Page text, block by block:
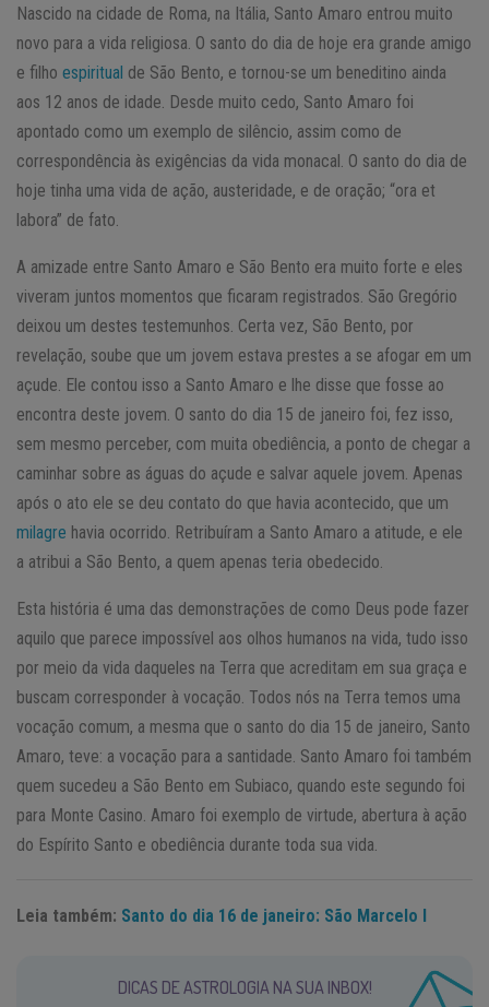
Nascido na cidade de Roma, na Itália, Santo Amaro entrou muito
novo para a vida religiosa. O santo do dia de hoje era grande amigo
e filho espiritual de São Bento, e tornou-se um beneditino ainda
aos 12 anos de idade. Desde muito cedo, Santo Amaro foi
apontado como um exemplo de silêncio, assim como de
correspondência às exigências da vida monacal. O santo do dia de
hoje tinha uma vida de ação, austeridade, e de oração; “ora et
labora” de fato.
A amizade entre Santo Amaro e São Bento era muito forte e eles
viveram juntos momentos que ficaram registrados. São Gregório
deixou um destes testemunhos. Certa vez, São Bento, por
revelação, soube que um jovem estava prestes a se afogar em um
açude. Ele contou isso a Santo Amaro e lhe disse que fosse ao
encontra deste jovem. O santo do dia 15 de janeiro foi, fez isso,
sem mesmo perceber, com muita obediência, a ponto de chegar a
caminhar sobre as águas do açude e salvar aquele jovem. Apenas
após o ato ele se deu contato do que havia acontecido, que um
milagre havia ocorrido. Retribuíram a Santo Amaro a atitude, e ele
a atribui a São Bento, a quem apenas teria obedecido.
Esta história é uma das demonstrações de como Deus pode fazer
aquilo que parece impossível aos olhos humanos na vida, tudo isso
por meio da vida daqueles na Terra que acreditam em sua graça e
buscam corresponder à vocação. Todos nós na Terra temos uma
vocação comum, a mesma que o santo do dia 15 de janeiro, Santo
Amaro, teve: a vocação para a santidade. Santo Amaro foi também
quem sucedeu a São Bento em Subiaco, quando este segundo foi
para Monte Casino. Amaro foi exemplo de virtude, abertura à ação
do Espírito Santo e obediência durante toda sua vida.
Leia também: Santo do dia 16 de janeiro: São Marcelo I
DICAS DE ASTROLOGIA NA SUA INBOX!